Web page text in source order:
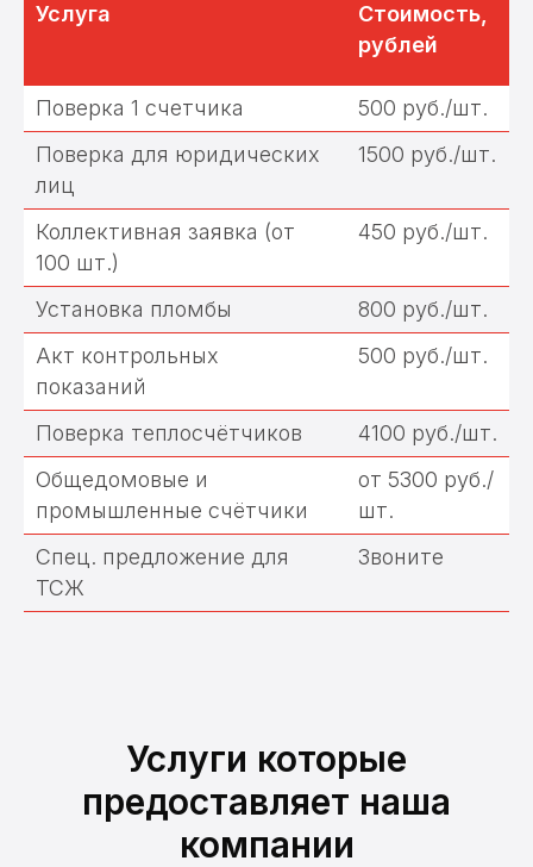
Услуга
Стоимость,
рублей
Поверка 1 счетчика
500 руб./шт.
Поверка для юридических
лиц
1500 руб./шт.
Коллективная заявка (от
100 шт.)
450 руб./шт.
Установка пломбы
800 руб./шт.
Акт контрольных
показаний
500 руб./шт.
Поверка теплосчётчиков
4100 руб./шт.
Общедомовые и
промышленные счётчики
от 5300 руб./
шт.
Спец. предложение для
ТСЖ
Звоните
Услуги которые
предоставляет наша
компании
Мы осуществляем услуги по
поверке счетчиков, а также
занимаемся установкой, заменой
и обслуживанием приборов
учета.
Замена и установка счетчиков
Поверка счетчиков воды